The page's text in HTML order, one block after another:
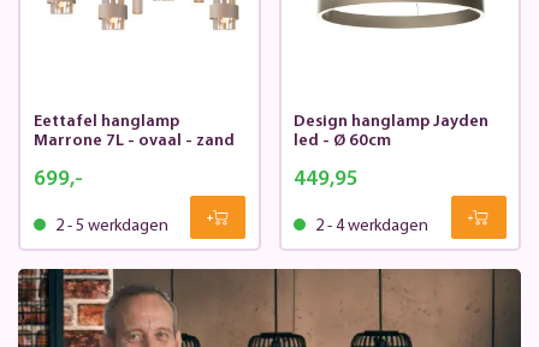
Eettafel hanglamp
Marrone 7L - ovaal - zand
699,-
2 - 5 werkdagen
Design hanglamp Jayden
led - Ø 60cm
449,95
2 - 4 werkdagen